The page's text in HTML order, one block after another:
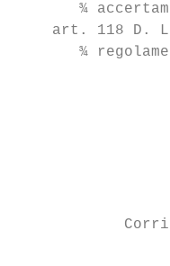
¾
art. 118 D.
¾